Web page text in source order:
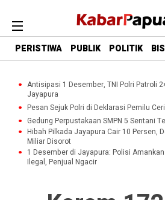
PERISTIWA PUBLIK POLITIK
Antisipasi 1 Desember, TNI Polri Patroli
Jayapura
Pesan Sejuk Polri di Deklarasi Pemilu
Gedung Perpustakaan SMPN 5 Sentani
Hibah Pilkada Jayapura Cair 10 Persen,
Miliar Disorot
1 Desember di Jayapura: Polisi
Ilegal, Penjual Ngacir